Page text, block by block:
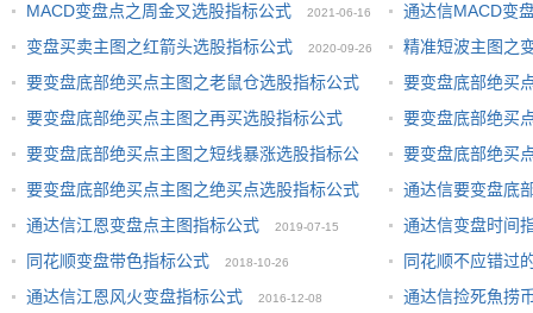
MACD变盘点之周金叉选股指标公式
2021-06-16
通达信MACD变
变盘买卖主图之红箭头选股指标公式
2020-09-26
精准短波主图之
要变盘底部绝买点主图之老鼠仓选股指标公式
2020-02-03
要变盘底部绝买
2020-02-03
要变盘底部绝买点主图之再买选股指标公式
2020-02-03
要变盘底部绝买
2020-02-03
要变盘底部绝买点主图之短线暴涨选股指标公
式
2020-02-03
要变盘底部绝买
2020-02-03
要变盘底部绝买点主图之绝买点选股指标公式
2020-02-03
通达信要变盘底
03
通达信江恩变盘点主图指标公式 2019-07-15
通达信变盘时间
同花顺变盘带色指标公式
2018-10-26
同花顺不应错过
通达信江恩风火变盘指标公式
2016-12-08
通达信捡死魚捞